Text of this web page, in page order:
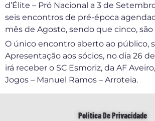
d’Élite – Pró Nacional a 3 de
seis encontros de pré-época
mês de Agosto, sendo que cinco,
O único encontro aberto ao público,
Apresentação aos sócios, no dia 26
irá receber o SC Esmoriz, da AF
Jogos – Manuel Ramos – Arroteia.
Politica De Privacidade